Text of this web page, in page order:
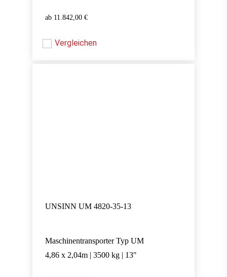
11.842,00 €
11.842,00
Vergleichen
UNSINN UM 4820-35-13
Maschinentransporter Typ UM
4,86 x 2,04m | 3500 kg | 13″